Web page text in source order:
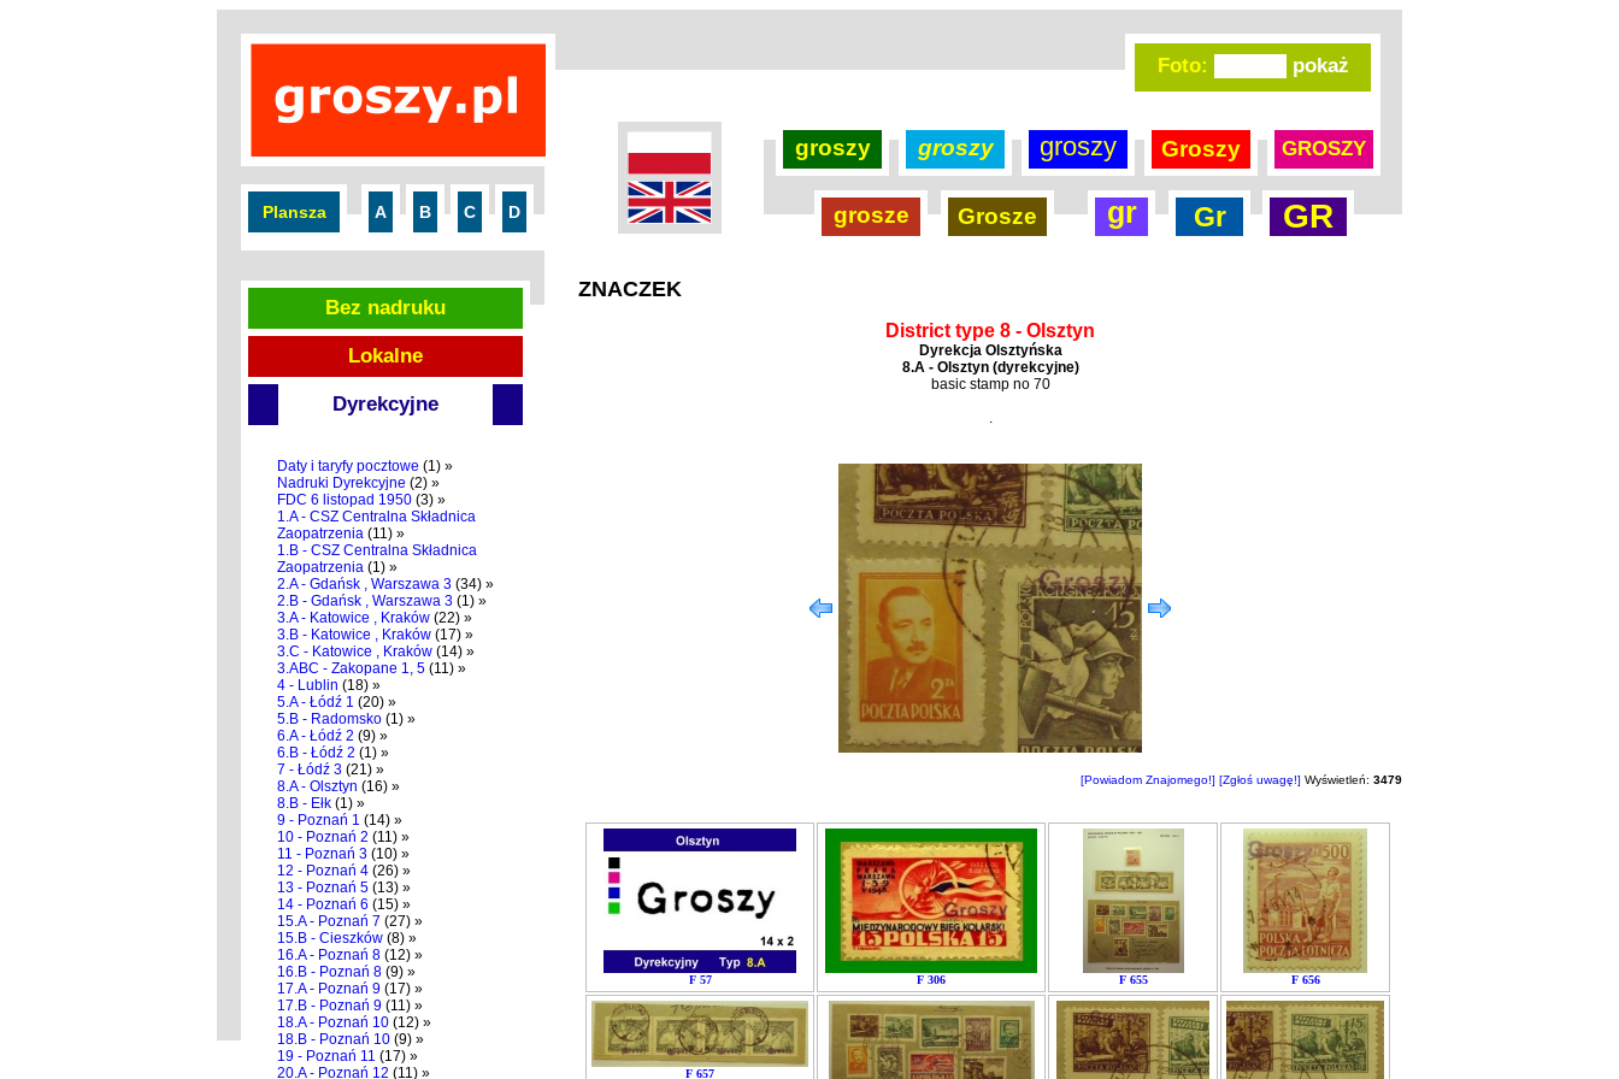
Foto:
Plansza A B C D
groszy groszy groszy Groszy GROSZY
grosze Grosze gr Gr GR
Bez nadruku
Lokalne
Dyrekcyjne
Daty i taryfy pocztowe (1) »
Nadruki Dyrekcyjne (2) »
FDC 6 listopad 1950 (3) »
1.A - CSZ Centralna Składnica
Zaopatrzenia (11) »
1.B - CSZ Centralna Składnica
Zaopatrzenia (1) »
2.A - Gdańsk , Warszawa 3 (34) »
2.B - Gdańsk , Warszawa 3 (1) »
3.A - Katowice , Kraków (22) »
3.B - Katowice , Kraków (17) »
3.C - Katowice , Kraków (14) »
3.ABC - Zakopane 1, 5 (11) »
4 - Lublin (18) »
5.A - Łódź 1 (20) »
5.B - Radomsko (1) »
6.A - Łódź 2 (9) »
6.B - Łódź 2 (1) »
7 - Łódź 3 (21) »
8.A - Olsztyn (16) »
8.B - Ełk (1) »
9 - Poznań 1 (14) »
10 - Poznań 2 (11) »
11 - Poznań 3 (10) »
12 - Poznań 4 (26) »
13 - Poznań 5 (13) »
14 - Poznań 6 (15) »
15.A - Poznań 7 (27) »
15.B - Cieszków (8) »
16.A - Poznań 8 (12) »
16.B - Poznań 8 (9) »
17.A - Poznań 9 (17) »
17.B - Poznań 9 (11) »
18.A - Poznań 10 (12) »
18.B - Poznań 10 (9) »
19 - Poznań 11 (17) »
20.A - Poznań 12 (11) »
ZNACZEK
District type 8 - Olsztyn
Dyrekcja Olsztyńska
8.A - Olsztyn (dyrekcyjne)
basic stamp no 70
.
[Powiadom Znajomego!] [Zgłoś uwagę!] Wyświetleń: 3479
F 57 F 306 F 655 F 656
F 657